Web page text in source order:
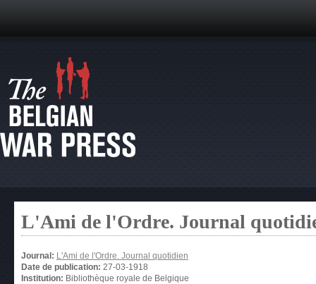
L'Ami de l'Ordre. Journal
Journal: L'Ami de l'Ordre. Journal quotidien
Date de publication: 27-03-1918
Institution: Bibliothèque royale de Belgique